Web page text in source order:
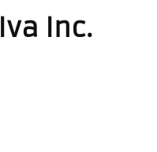
Iva Inc.